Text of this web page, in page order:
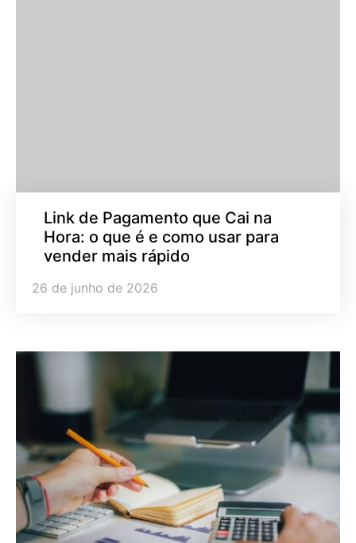
Link de Pagamento que Cai na
Hora: o que é e como usar para
vender mais rápido
26 de junho de 2026